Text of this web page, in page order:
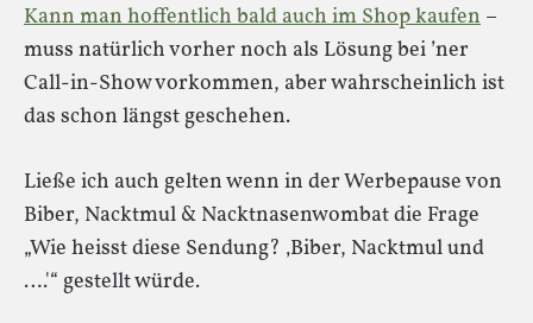
Kann man hoffentlich bald auch im Shop kaufen –
muss natürlich vorher noch als Lösung bei ’ner
Call-in-Show vorkommen, aber wahrscheinlich ist
das schon längst geschehen.
Ließe ich auch gelten wenn in der Werbepause von
Biber, Nacktmul & Nacktnasenwombat die Frage
„Wie heisst diese Sendung? ‚Biber, Nacktmul und
….'“ gestellt würde.